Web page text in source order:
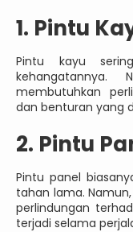
1. Pintu
Pintu kayu
kehangatannya.
membutuhkan
dan benturan yang
2. Pintu
Pintu panel
tahan lama.
perlindungan
terjadi selama